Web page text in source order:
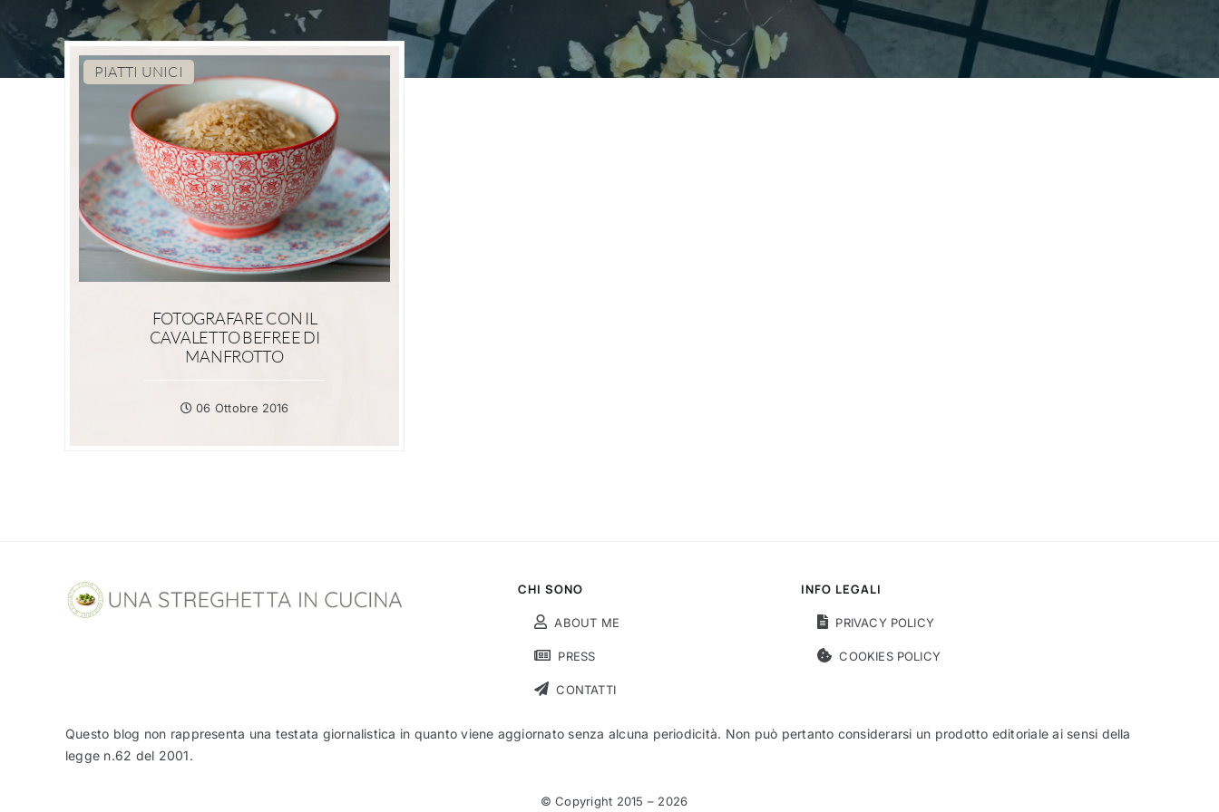
PIATTI UNICI
FOTOGRAFARE CON IL
CAVALETTO BEFREE DI
MANFROTTO
06 Ottobre 2016
CHI SONO
ABOUT ME
PRESS
CONTATTI
INFO LEGALI
PRIVACY POLICY
COOKIES POLICY
Questo blog non rappresenta una testata giornalistica in quanto viene aggiornato senza alcuna periodicità. Non può pertanto considerarsi un prodotto editoriale ai sensi della
legge n.62 del 2001.
© Copyright 2015 – 2026